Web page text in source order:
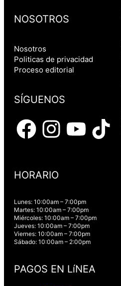
NOSOTROS
Nosotros
Politicas de privacidad
Proceso editorial
SÍGUENOS
HORARIO
Lunes: 10:00am – 7:00pm
Martes: 10:00am – 7:00pm
Miércoles: 10:00am – 7:00pm
Jueves: 10:00am – 7:00pm
Viernes: 10:00am – 7:00pm
Sábado: 10:00am – 2:00pm
PAGOS EN LíNEA